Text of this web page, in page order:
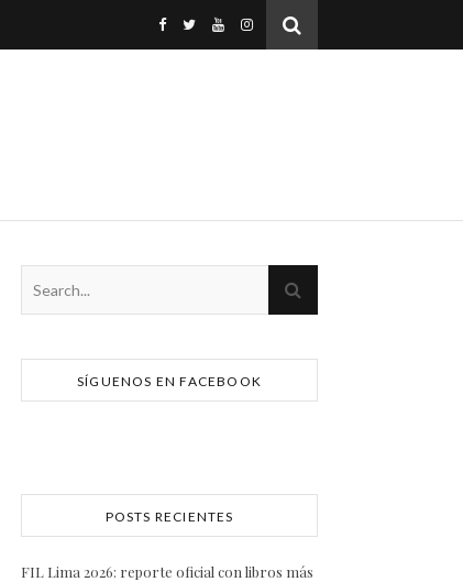
SÍGUENOS EN FACEBOOK
POSTS RECIENTES
FIL Lima 2026: reporte oficial con libros más